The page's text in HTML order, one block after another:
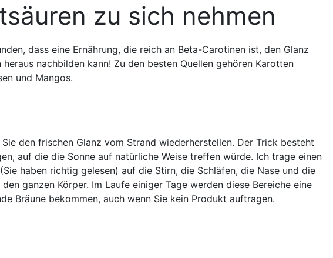
zu sich nehmen
dass eine Ernährung, die reich an Beta-Carotinen ist, den Glanz
nachbilden kann! Zu den besten Quellen gehören Karotten
und Mangos.
den frischen Glanz vom Strand wiederherstellen. Der Trick besteht
auf die die Sonne auf natürliche Weise treffen würde. Ich trage einen
haben richtig gelesen) auf die Stirn, die Schläfen, die Nase und die
ganzen Körper. Im Laufe einiger Tage werden diese Bereiche eine
Bräune bekommen, auch wenn Sie kein Produkt auftragen.